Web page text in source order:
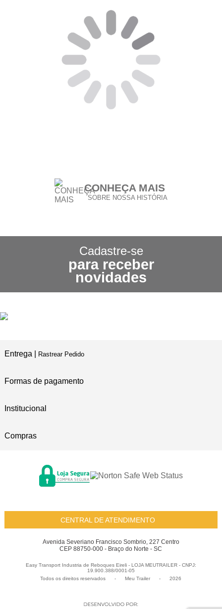
CONHEÇA MAIS
SOBRE NOSSA HISTÓRIA
POLÍTICA DE FRETE GRÁTIS
3X SEM JUROS
NO CARTÃO DE CRÉDITO
Cadastre-se
para receber
novidades
Entrega | Rastrear Pedido
Formas de pagamento
Institucional
Compras
CENTRAL DE ATENDIMENTO
Avenida Severiano Francisco Sombrio, 227 Centro
CEP 88750-000 - Braço do Norte - SC
Easy Transport Industria de Reboques Eireli - LOJA MEUTRAILER - CNPJ:
19.900.388/0001-05
Todos os direitos reservados
- Meu Trailer - 2026